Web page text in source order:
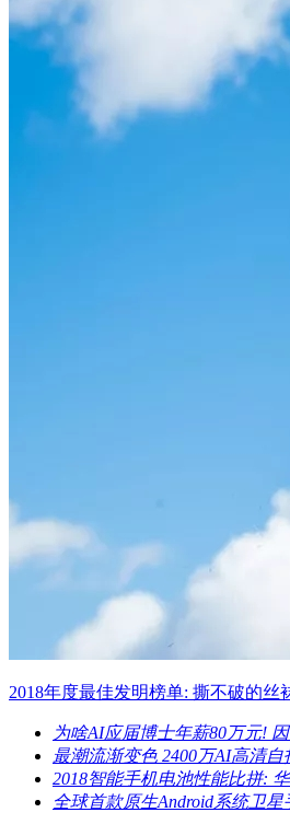
2018年度最佳发明榜单: 撕不破的丝
为啥AI应届博士年薪80万元!
最潮流渐变色 2400万AI高清
2018智能手机电池性能比拼:
全球首款原生Android系统卫